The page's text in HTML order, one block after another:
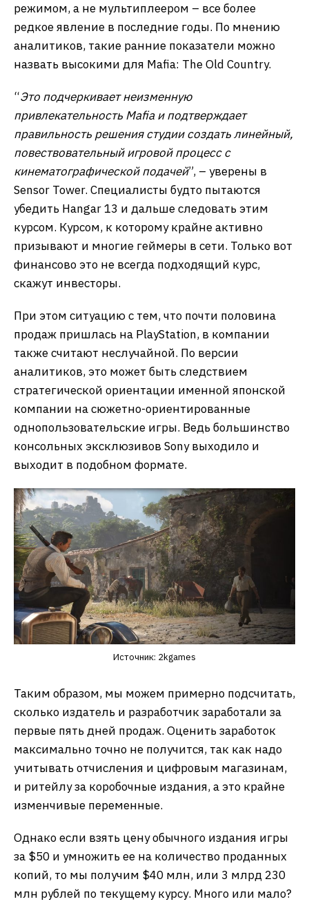
режимом, а не мультиплеером – все более
редкое явление в последние годы. По мнению
аналитиков, такие ранние показатели можно
назвать высокими для Mafia: The Old Country.
“Это подчеркивает неизменную
привлекательность Mafia и подтверждает
правильность решения студии создать линейный,
повествовательный игровой процесс с
кинематографической подачей”, – уверены в
Sensor Tower. Специалисты будто пытаются
убедить Hangar 13 и дальше следовать этим
курсом. Курсом, к которому крайне активно
призывают и многие геймеры в сети. Только вот
финансово это не всегда подходящий курс,
скажут инвесторы.
При этом ситуацию с тем, что почти половина
продаж пришлась на PlayStation, в компании
также считают неслучайной. По версии
аналитиков, это может быть следствием
стратегической ориентации именной японской
компании на сюжетно-ориентированные
однопользовательские игры. Ведь большинство
консольных эксклюзивов Sony выходило и
выходит в подобном формате.
Источник: 2kgames
Таким образом, мы можем примерно подсчитать,
сколько издатель и разработчик заработали за
первые пять дней продаж. Оценить заработок
максимально точно не получится, так как надо
учитывать отчисления и цифровым магазинам,
и ритейлу за коробочные издания, а это крайне
изменчивые переменные.
Однако если взять цену обычного издания игры
за $50 и умножить ее на количество проданных
копий, то мы получим $40 млн, или 3 млрд 230
млн рублей по текущему курсу. Много или мало?